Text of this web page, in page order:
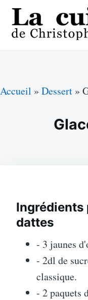
Skip
content
Search
for:
Accueil » Dessert »
Ingrédients
dattes
- 3 jaunes
- 2dl de
classique.
- 2 paquets